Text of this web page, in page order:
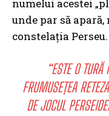
numelui acestei
unde par să
constelația Perseu.
“ESTE O
FRUMUSEȚEA
DE JOCUL